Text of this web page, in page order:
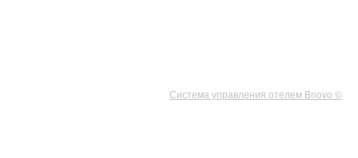
Система управления отелем Bnovo ©